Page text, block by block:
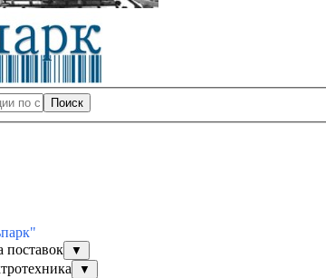
Поиск
поставок
▼
▼